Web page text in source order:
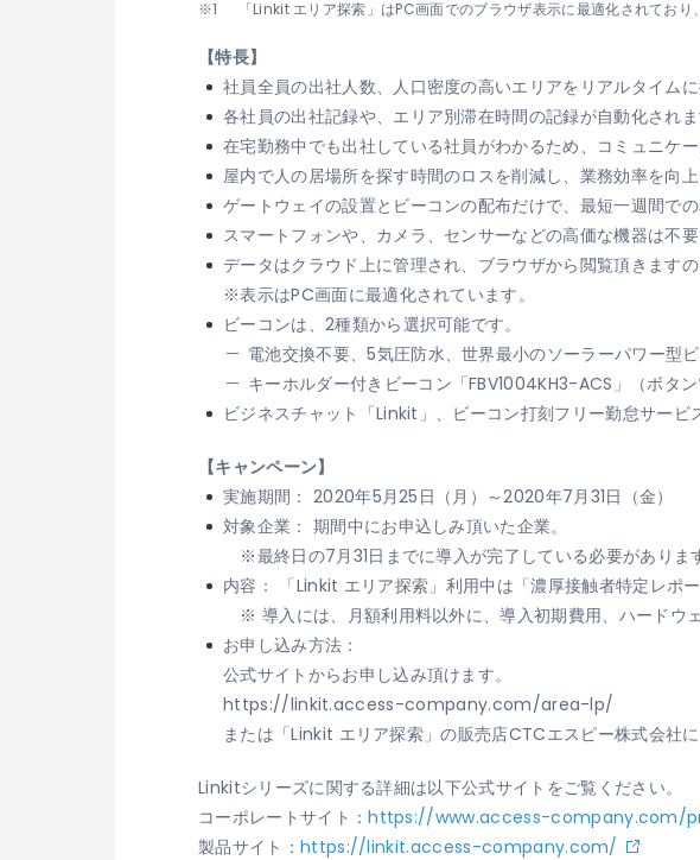
「Linkit エリア探索」はPC画面でのブラウザ表示に最適化されてお
【特長】
社員全員の出社人数、人口密度の高いエリアをリアルタイム
各社員の出社記録や、エリア別滞在時間の記録が自動化されま
在宅勤務中でも出社している社員がわかるため、コミュニケー
屋内で人の居場所を探す時間のロスを削減し、業務効率を向上
ゲートウェイの設置とビーコンの配布だけで、最短一週間での
スマートフォンや、カメラ、センサーなどの高価な機器は不
データはクラウド上に管理され、ブラウザから閲覧頂きます
※表示はPC画面に最適化されています。
ビーコンは、2種類から選択可能です。
電池交換不要、5気圧防水、世界最小のソーラーパワー型
キーホルダー付きビーコン「FBV1004KH3-ACS」（ボタン
ビジネスチャット「Linkit」、ビーコン打刻フリー勤怠サー
【キャンペーン】
実施期間： 2020年5月25日（月）～2020年7月31日（金）
対象企業： 期間中にお申込しみ頂いた企業。
※最終日の7月31日までに導入が完了している必要がありま
内容： 「Linkit エリア探索」利用中は「濃厚接触者特定レポ
※ 導入には、月額利用料以外に、導入初期費用、ハードウ
お申し込み方法：
公式サイトからお申し込み頂けます。
https://linkit.access-company.com/area-lp/
または「Linkit エリア探索」の販売店CTCエスピー株式会社に
Linkitシリーズに関する詳細は以下公式サイトをご覧ください。
コーポレートサイト：https://www.access-company.com/
製品サイト： https://linkit.access-company.com/